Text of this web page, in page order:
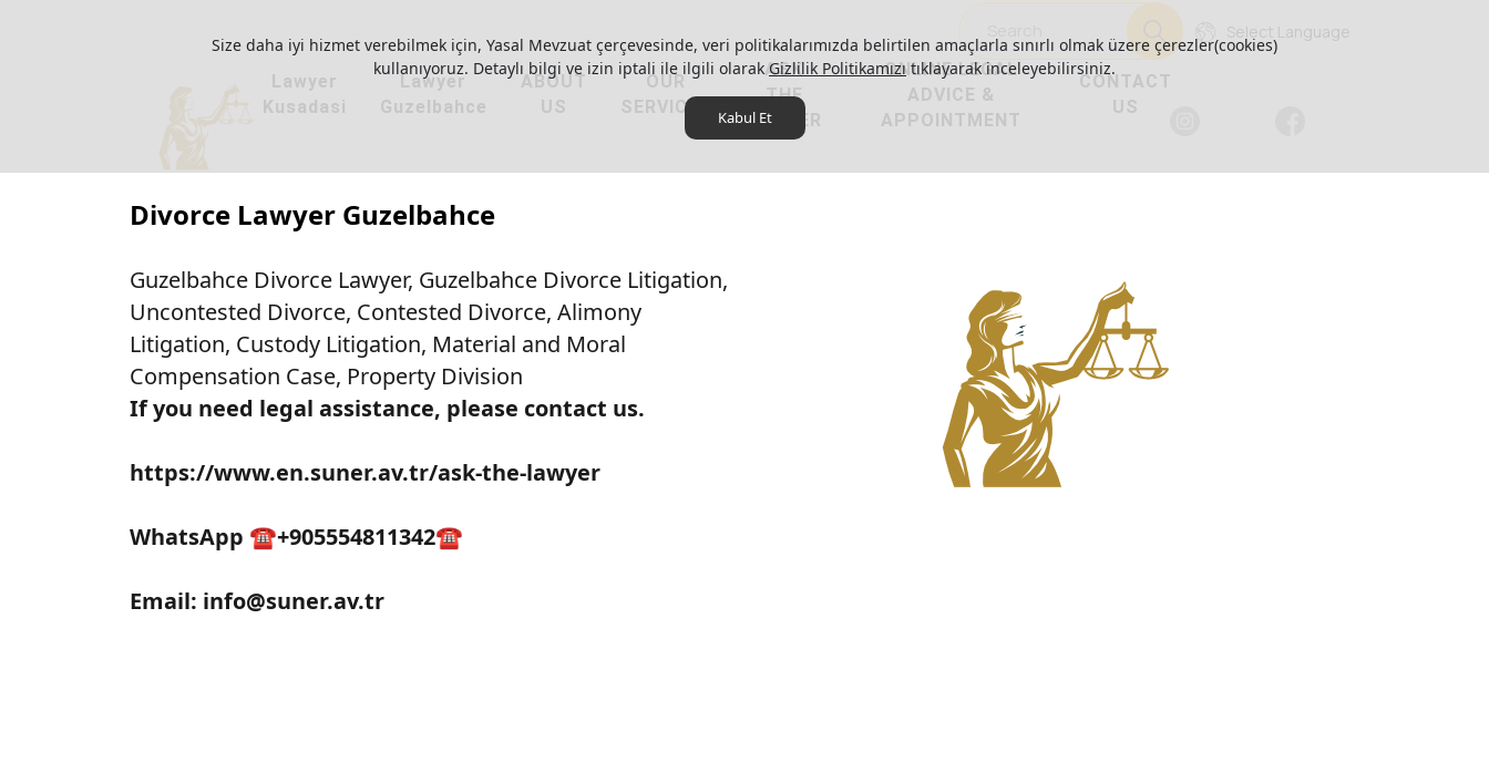
Divorce Lawyer Guzelbahce
Guzelbahce Divorce Lawyer, Guzelbahce Divorce Litigation,
Uncontested Divorce, Contested Divorce, Alimony
Litigation, Custody Litigation, Material and Moral
Compensation Case, Property Division
If you need legal assistance, please contact us.
https://www.en.suner.av.tr/ask-the-lawyer
WhatsApp ☎️+905554811342☎️
Email: info@suner.av.tr
Lawyer
Kusadasi
Lawyer
Guzelbahce
ABOUT
US
OUR
SERVICES
ASK
THE
LAWYER
ONLINE LEGAL
ADVICE &
APPOINTMENT
CONTACT
US
Select Language
Size daha iyi hizmet verebilmek için, Yasal Mevzuat çerçevesinde, veri politikalarımızda belirtilen amaçlarla sınırlı olmak üzere çerezler(cookies)
kullanıyoruz. Detaylı bilgi ve izin iptali ile ilgili olarakGizlilik Politikamızıtıklayarak inceleyebilirsiniz.
Kabul Et